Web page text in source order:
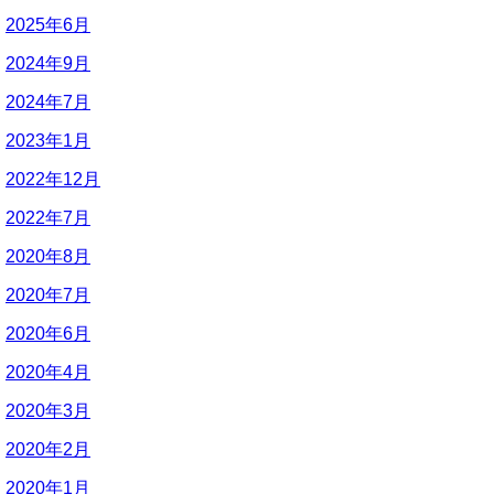
2025年6月
2024年9月
2024年7月
2023年1月
2022年12月
2022年7月
2020年8月
2020年7月
2020年6月
2020年4月
2020年3月
2020年2月
2020年1月